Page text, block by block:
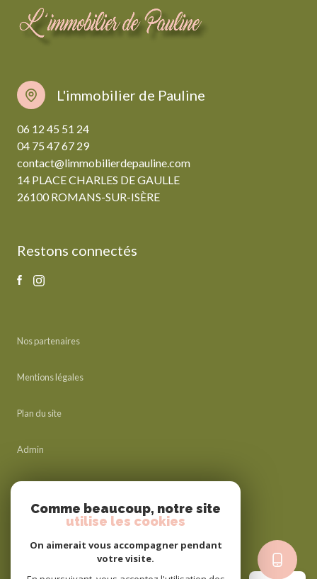
L'immobilier de Pauline
06 12 45 51 24
04 75 47 67 29
contact@limmobilierdepauline.com
14 PLACE CHARLES DE GAULLE
26100 ROMANS-SUR-ISÈRE
Restons connectés
Nos partenaires
Mentions légales
Plan du site
Admin
Nos honoraires
Politique RGPD
Comme beaucoup, notre site
utilise les cookies
On aimerait vous accompagner pendant
votre visite.